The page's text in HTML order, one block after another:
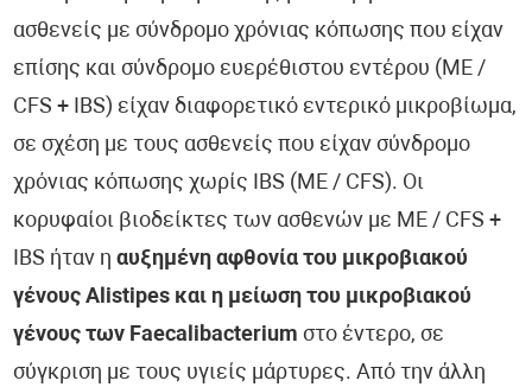
ασθενείς με σύνδρομο χρόνιας κόπωσης που είχαν
επίσης και σύνδρομο ευερέθιστου εντέρου (ME /
CFS + IBS) είχαν διαφορετικό εντερικό μικροβίωμα,
σε σχέση με τους ασθενείς που είχαν σύνδρομο
χρόνιας κόπωσης χωρίς IBS (ME / CFS). Οι
κορυφαίοι βιοδείκτες των ασθενών με ME / CFS +
IBS ήταν ηαυξημένη αφθονία του μικροβιακού
γένους Alistipes και η μείωση του μικροβιακού
γένους των Faecalibacterium στο έντερο, σε
σύγκριση με τους υγιείς μάρτυρες. Από την άλλη